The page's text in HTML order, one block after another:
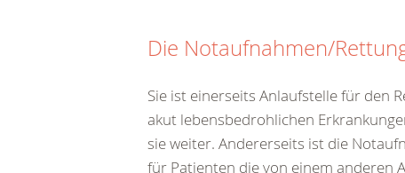
Die Notaufnahmen/
Sie ist einerseits Anlaufstelle für den
akut lebensbedrohlichen
sie weiter. Andererseits ist die
für Patienten die von einem anderen